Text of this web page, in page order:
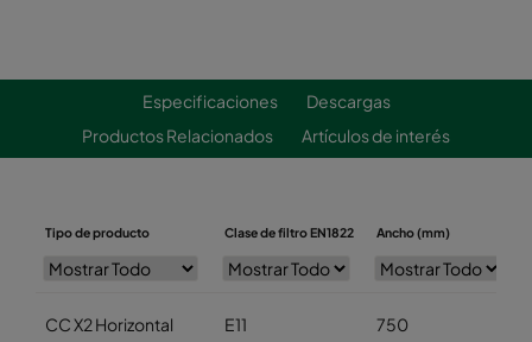
Especificaciones
Descargas
Productos Relacionados
Artículos de interés
Tipo de producto Clase de filtro EN1822 Ancho (mm)
CC X2 Horizontal E11 750